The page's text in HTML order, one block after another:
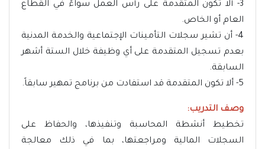
3- ألا تكون المتقدمة على رأس العمل سواءً في القطاع
العام أو الخاص.
4- أن تشير سجلات التأمينات الإجتماعية والخدمة المدنية
بعدم تسجيل المتقدمة على أي وظيفة خلال الستة أشهر
السابقة.
5- ألا تكون المتقدمة قد استفادت من برنامج تمهير سابقاً.
وصف التدريب:
تخطيط أنشطة المحاسبة وتنفيذها، والحفاظ على
السجلات المالية ومراجعتها، بما في ذلك معالجة